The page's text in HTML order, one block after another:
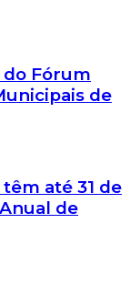
do Fórum
de
até 31 de
de